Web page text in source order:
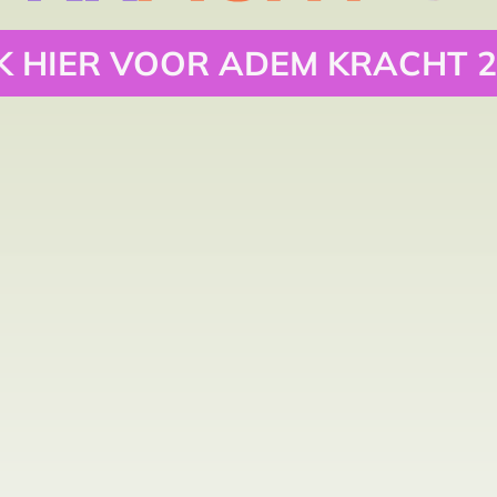
HIER VOOR ADEM KRACHT